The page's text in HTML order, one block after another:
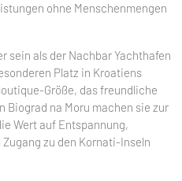
ohne Menschenmengen
sein als der Nachbar Yachthafen
Platz in Kroatiens
Größe, das freundliche
Biograd na Moru machen sie zur
Wert auf Entspannung,
zu den Kornati-Inseln